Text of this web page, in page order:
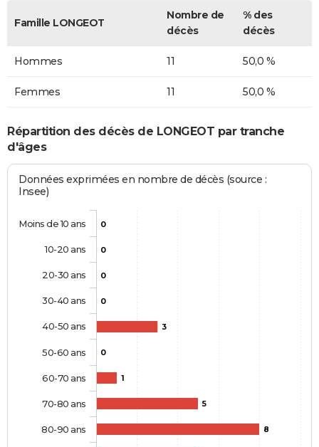
Famille LONGEOT
Nombre de
décès
% des
décès
Hommes 11 50,0 %
Femmes 11 50,0 %
Répartition des décès de LONGEOT par tranche
d'âges
Données exprimées en nombre de décès (source :
Insee)
0
0
0
0
3
0
1
5
8
Moins de 10 ans
10-20 ans
20-30 ans
30-40 ans
40-50 ans
50-60 ans
60-70 ans
70-80 ans
80-90 ans